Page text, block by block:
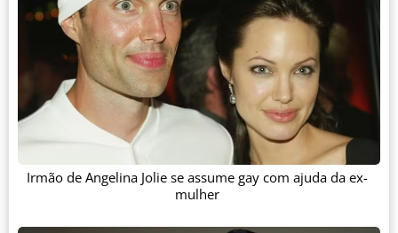
Irmão de Angelina Jolie se assume gay com ajuda da ex-
mulher